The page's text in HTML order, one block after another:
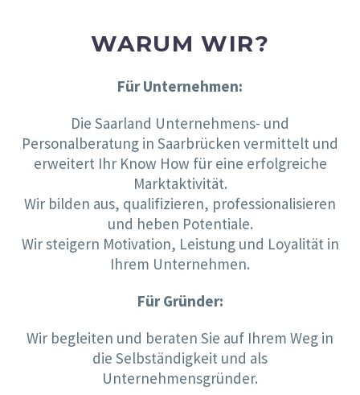
WARUM WIR?
Für Unternehmen:
Die Saarland Unternehmens- und
Personalberatung in Saarbrücken vermittelt und
erweitert Ihr Know How für eine erfolgreiche
Marktaktivität.
Wir bilden aus, qualifizieren, professionalisieren
und heben Potentiale.
Wir steigern Motivation, Leistung und Loyalität in
Ihrem Unternehmen.
Für Gründer:
Wir begleiten und beraten Sie auf Ihrem Weg in
die Selbständigkeit und als
Unternehmensgründer.